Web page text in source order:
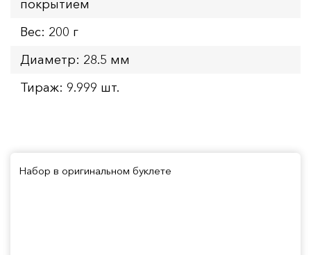
покрытием
Вес: 200 г
Диаметр: 28.5 мм
Тираж: 9.999 шт.
Набор в оригинальном буклете